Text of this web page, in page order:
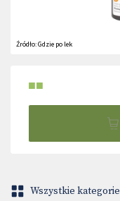
Źródło:Gdzie po lek
■■
Wszystkie kategorie